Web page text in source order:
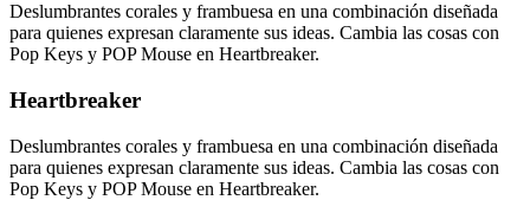
Deslumbrantes corales y frambuesa en una combinación diseñada
para quienes expresan claramente sus ideas. Cambia las cosas con
Pop Keys y POP Mouse en Heartbreaker.
Heartbreaker
Deslumbrantes corales y frambuesa en una combinación diseñada
para quienes expresan claramente sus ideas. Cambia las cosas con
Pop Keys y POP Mouse en Heartbreaker.